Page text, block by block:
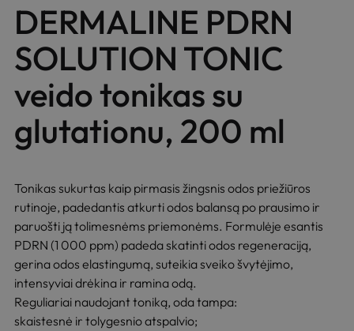
DERMALINE PDRN
SOLUTION TONIC
veido tonikas su
glutationu, 200 ml
Tonikas sukurtas kaip pirmasis žingsnis odos priežiūros
rutinoje, padedantis atkurti odos balansą po prausimo ir
paruošti ją tolimesnėms priemonėms. Formulėje esantis
PDRN (1 000 ppm) padeda skatinti odos regeneraciją,
gerina odos elastingumą, suteikia sveiko švytėjimo,
intensyviai drėkina ir ramina odą.
Reguliariai naudojant toniką, oda tampa:
skaistesnė ir tolygesnio atspalvio;